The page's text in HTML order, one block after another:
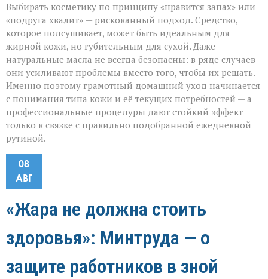
Выбирать косметику по принципу «нравится запах» или
«подруга хвалит» — рискованный подход. Средство,
которое подсушивает, может быть идеальным для
жирной кожи, но губительным для сухой. Даже
натуральные масла не всегда безопасны: в ряде случаев
они усиливают проблемы вместо того, чтобы их решать.
Именно поэтому грамотный домашний уход начинается
с понимания типа кожи и её текущих потребностей — а
профессиональные процедуры дают стойкий эффект
только в связке с правильно подобранной ежедневной
рутиной.
08
АВГ
«Жара не должна стоить
здоровья»: Минтруда — о
защите работников в зной